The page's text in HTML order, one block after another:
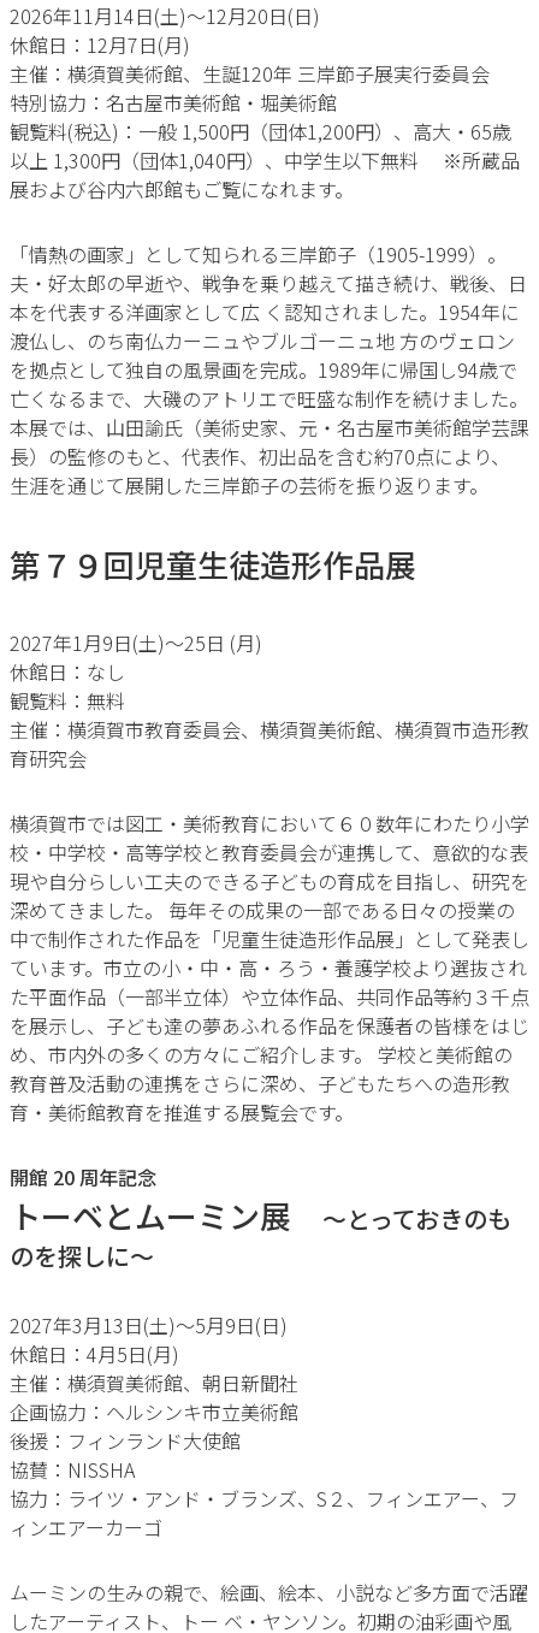
2026年11月14日(土)〜12月20日(日)
休館日：12月7日(月)
主催：横須賀美術館、生誕120年 三岸節子展実行委員会
特別協力：名古屋市美術館・堀美術館
観覧料(税込)：一般 1,500円（団体1,200円）、高大・65歳
以上 1,300円（団体1,040円）、中学生以下無料 ※所蔵品
展および谷内六郎館もご覧になれます。
「情熱の画家」として知られる三岸節子（1905-1999）。
夫・好太郎の早逝や、戦争を乗り越えて描き続け、戦後、日
本を代表する洋画家として広 く認知されました。1954年に
渡仏し、のち南仏カーニュやブルゴーニュ地 方のヴェロン
を拠点として独自の風景画を完成。1989年に帰国し94歳で
亡くなるまで、大磯のアトリエで旺盛な制作を続けました。
本展では、山田諭氏（美術史家、元・名古屋市美術館学芸課
長）の監修のもと、代表作、初出品を含む約70点により、
生涯を通じて展開した三岸節子の芸術を振り返ります。
第７９回児童生徒造形作品展
2027年1月9日(土)〜25日 (月)
休館日：なし
観覧料：無料
主催：横須賀市教育委員会、横須賀美術館、横須賀市造形教
育研究会
横須賀市では図工・美術教育において６０数年にわたり小学
校・中学校・高等学校と教育委員会が連携して、意欲的な表
現や自分らしい工夫のできる子どもの育成を目指し、研究を
深めてきました。 毎年その成果の一部である日々の授業の
中で制作された作品を「児童生徒造形作品展」として発表し
ています。市立の小・中・高・ろう・養護学校より選抜され
た平面作品（一部半立体）や立体作品、共同作品等約３千点
を展示し、子ども達の夢あふれる作品を保護者の皆様をはじ
め、市内外の多くの方々にご紹介します。 学校と美術館の
教育普及活動の連携をさらに深め、子どもたちへの造形教
育・美術館教育を推進する展覧会です。
開館 20 周年記念
トーベとムーミン展
～とっておきのも
のを探しに～
2027年3月13日(土)〜5月9日(日)
休館日：4月5日(月)
主催：横須賀美術館、朝日新聞社
企画協力：ヘルシンキ市立美術館
後援：フィンランド大使館
協賛：NISSHA
協力：ライツ・アンド・ブランズ、S２、フィンエアー、フ
ィンエアーカーゴ
ムーミンの生みの親で、絵画、絵本、小説など多方面で活躍
したアーティスト、トー ベ・ヤンソン。初期の油彩画や風